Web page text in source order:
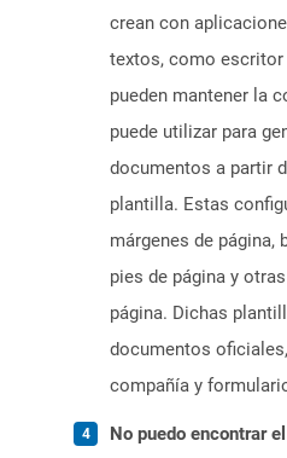
crean con
textos, como escritor
pueden mantener la
puede utilizar para
documentos a partir
plantilla. Estas
márgenes de página,
pies de página y
página. Dichas
documentos
compañía y
No puedo encontrar